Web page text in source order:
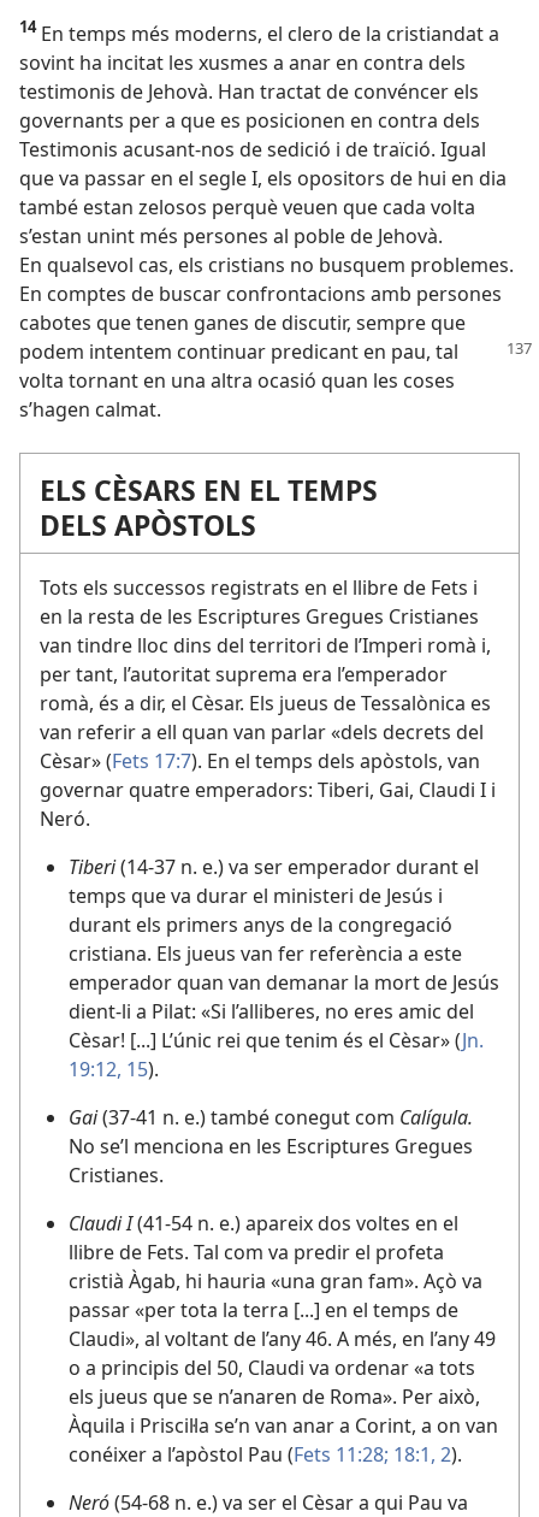
14En temps més moderns, el clero de la cristiandat a
sovint ha incitat les xusmes a anar en contra dels
testimonis de Jehovà. Han tractat de convéncer els
governants per a que es posicionen en contra dels
Testimonis acusant-nos de sedició i de traïció. Igual
que va passar en el segle I, els opositors de hui en dia
també estan zelosos perquè veuen que cada volta
s’estan unint més persones al poble de Jehovà.
En qualsevol cas, els cristians no busquem problemes.
En comptes de buscar confrontacions amb persones
cabotes que tenen ganes de discutir, sempre que
podem intentem continuar predicant en pau, tal
volta tornant en una altra ocasió quan les coses
s’hagen calmat.
ELS CÈSARS EN EL TEMPS
DELS APÒSTOLS
Tots els successos registrats en el llibre de Fets i
en la resta de les Escriptures Gregues Cristianes
van tindre lloc dins del territori de l’Imperi romà i,
per tant, l’autoritat suprema era l’emperador
romà, és a dir, el Cèsar. Els jueus de Tessalònica es
van referir a ell quan van parlar «dels decrets del
Cèsar» (Fets 17:7). En el temps dels apòstols, van
governar quatre emperadors: Tiberi, Gai, Claudi I i
Neró.
Tiberi(14-37 n. e.) va ser emperador durant el
temps que va durar el ministeri de Jesús i
durant els primers anys de la congregació
cristiana. Els jueus van fer referència a este
emperador quan van demanar la mort de Jesús
dient-li a Pilat: «Si l’alliberes, no eres amic del
Cèsar! [...] L’únic rei que tenim és el Cèsar» (Jn.
19:12, 15).
Gai(37-41 n. e.) també conegut com Calígula.
No se’l menciona en les Escriptures Gregues
Cristianes.
Claudi I(41-54 n. e.) apareix dos voltes en el
llibre de Fets. Tal com va predir el profeta
cristià Àgab, hi hauria «una gran fam». Açò va
passar «per tota la terra [...] en el temps de
Claudi», al voltant de l’any 46. A més, en l’any 49
o a principis del 50, Claudi va ordenar «a tots
els jueus que se n’anaren de Roma». Per això,
Àquila i Priscil·la se’n van anar a Corint, a on van
conéixer a l’apòstol Pau (Fets 11:28; 18:1, 2).
Neró(54-68 n. e.) va ser el Cèsar a qui Pau va